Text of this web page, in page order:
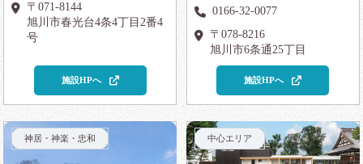
〒071-8144
旭川市春光台4条4丁目2番4
号
施設HPへ
0166-32-0077
〒078-8216
旭川市6条通25丁目
施設HPへ
神居・神楽・忠和 中心エリア